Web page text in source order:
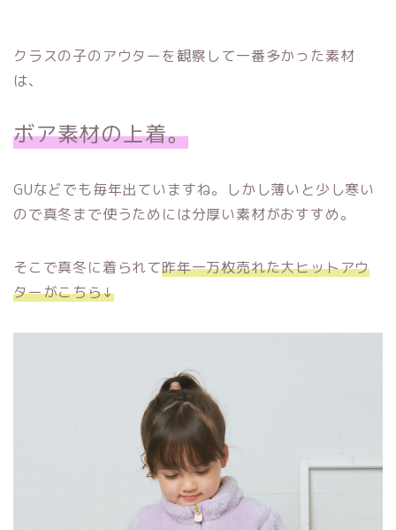
クラスの子のアウターを観察して一番多かった素材
は、
ボア素材の上着。
GUなどでも毎年出ていますね。しかし薄いと少し寒い
ので真冬まで使うためには分厚い素材がおすすめ。
そこで真冬に着られて昨年一万枚売れた大ヒットアウ
ターがこちら↓